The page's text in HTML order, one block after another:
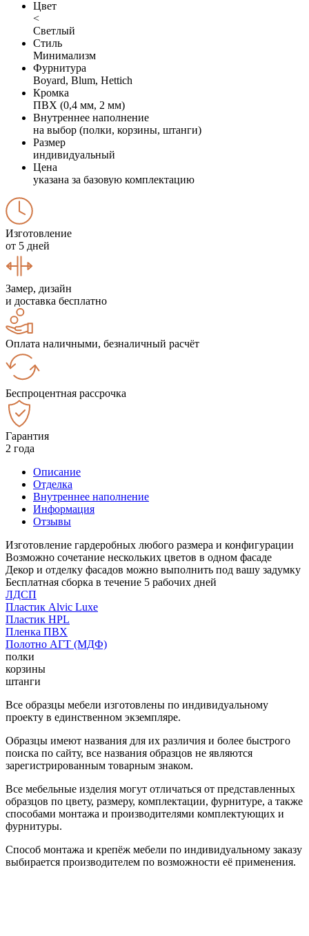
Цвет
<
Светлый
Стиль
Минимализм
Фурнитура
Boyard, Blum, Hettich
Кромка
ПВХ (0,4 мм, 2 мм)
Внутреннее наполнение
на выбор (полки, корзины, штанги)
Размер
индивидуальный
Цена
указана за базовую комплектацию
Изготовление
от 5 дней
Замер, дизайн
и доставка бесплатно
Оплата наличными, безналичный расчёт
Беспроцентная рассрочка
Гарантия
2 года
Описание
Отделка
Внутреннее наполнение
Информация
Отзывы
Изготовление гардеробных любого размера и конфигурации
Возможно сочетание нескольких цветов в одном фасаде
Декор и отделку фасадов можно выполнить под вашу задумку
Бесплатная сборка в течение 5 рабочих дней
ЛДСП
Пластик Alvic Luxe
Пластик HPL
Пленка ПВХ
Полотно АГТ (МДФ)
полки
корзины
штанги
Все образцы мебели изготовлены по индивидуальному
проекту в единственном экземпляре.
Образцы имеют названия для их различия и более быстрого
поиска по сайту, все названия образцов не являются
зарегистрированным товарным знаком.
Все мебельные изделия могут отличаться от представленных
образцов по цвету, размеру, комплектации, фурнитуре, а также
способами монтажа и производителями комплектующих и
фурнитуры.
Способ монтажа и крепёж мебели по индивидуальному заказу
выбирается производителем по возможности её применения.